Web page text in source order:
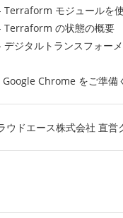
Terraform モジュールを
Terraform の状態の概要
デジタルトランスフォー
Google Chrome をご準備
ウドエース株式会社 直営